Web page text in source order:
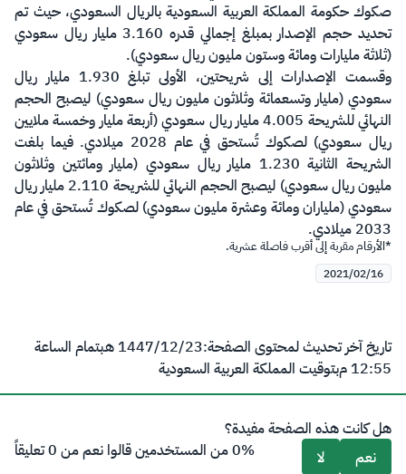
صكوك حكومة المملكة العربية السعودية بالريال السعودي، حيث تم
تحديد حجم الإصدار بمبلغ إجمالي قدره 3.160 مليار ريال سعودي
(ثلاثة مليارات ومائة وستون مليون ريال سعودي).
وقسمت الإصدارات إلى شريحتين، الأولى تبلغ 1.930 مليار ريال
سعودي (مليار وتسعمائة وثلاثون مليون ريال سعودي) ليصبح الحجم
النهائي للشريحة 4.005 مليار ريال سعودي (أربعة مليار وخمسة ملايين
ريال سعودي) لصكوك تُستحق في عام 2028 ميلادي. فيما بلغت
الشريحة الثانية 1.230 مليار ريال سعودي (مليار ومائتين وثلاثون
مليون ريال سعودي) ليصبح الحجم النهائي للشريحة 2.110 مليار ريال
سعودي (ملياران ومائة وعشرة مليون سعودي) لصكوك تُستحق في عام
2033 ميلادي.
*الأرقام مقربة إلى أقرب فاصلة عشرية.
2021/02/16
تاريخ آخر تحديث لمحتوى الصفحة:23‏/12‏/1447 هـ
بتمام الساعة
12:55 م
بتوقيت المملكة العربية السعودية
هل كانت هذه الصفحة مفيدة؟
نعم
لا 0% من المستخدمين قالوا نعم من 0 تعليقاً